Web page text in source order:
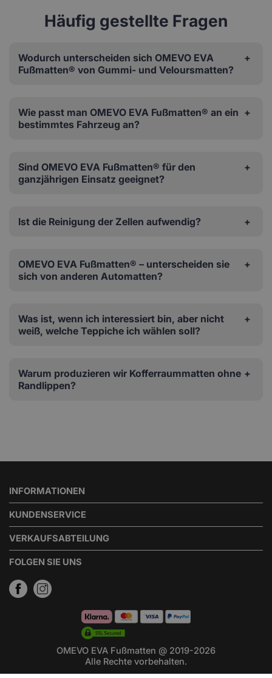
Häufig gestellte Fragen
Wodurch unterscheiden sich OMEVO EVA
Fußmatten® von Gummi- und Veloursmatten?
Wie passt man OMEVO EVA Fußmatten® an ein
bestimmtes Fahrzeug an?
Sind OMEVO EVA Fußmatten® für den
ganzjährigen Einsatz geeignet?
Ist die Reinigung der Zellen aufwendig?
OMEVO EVA Fußmatten® – unterscheiden sie
sich von anderen Automatten?
Was ist, wenn ich interessiert bin, aber nicht
weiß, welche Teppiche ich wählen soll?
Warum produzieren wir Kofferraummatten ohne
Randlippen?
INFORMATIONEN
KUNDENSERVICE
VERKAUFSABTEILUNG
FOLGEN SIE UNS
OMEVO EVA Fußmatten @ 2019-2026
Alle Rechte vorbehalten.